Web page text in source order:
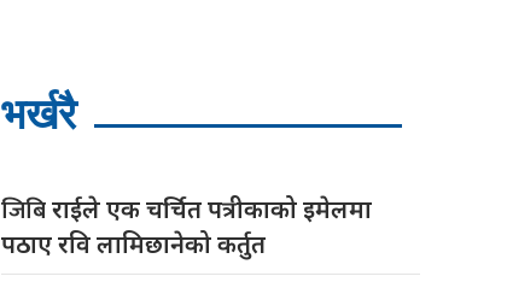
भर्खरै
जिबिराईले एक चर्चित पत्रीकाको इमेलमा
पठाए रवि लामिछानेको कर्तुत